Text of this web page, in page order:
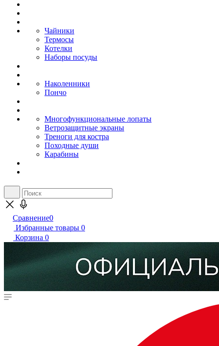
Чайники
Термосы
Котелки
Наборы посуды
Наколенники
Пончо
Многофункциональные лопаты
Ветрозащитные экраны
Треноги для костра
Походные души
Карабины
Сравнение0
Избранные товары 0
Корзина 0